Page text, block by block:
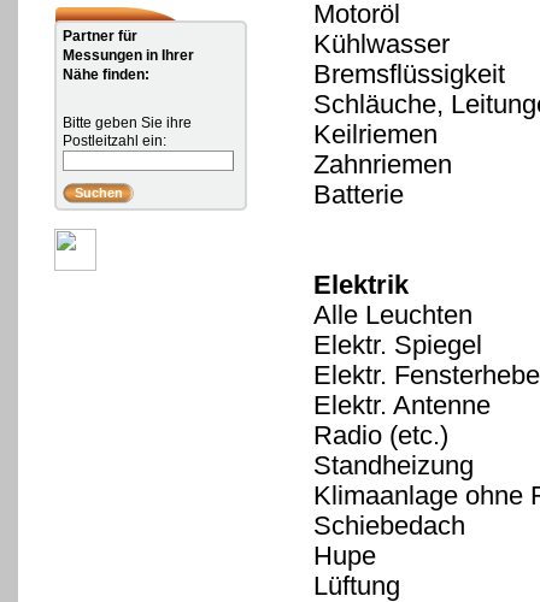
Partner für
Messungen in Ihrer
Nähe finden:
Bitte geben Sie ihre
Postleitzahl ein:
Motoröl
Kühlwasser
Bremsflüssigkeit
Schläuche,
Keilriemen
Zahnriemen
Batterie
Elektrik
Alle Leuchten
Elektr. Spiegel
Elektr.
Elektr. Antenne
Radio (etc.)
Standheizung
Klimaanlage ohne
Schiebedach
Hupe
Lüftung